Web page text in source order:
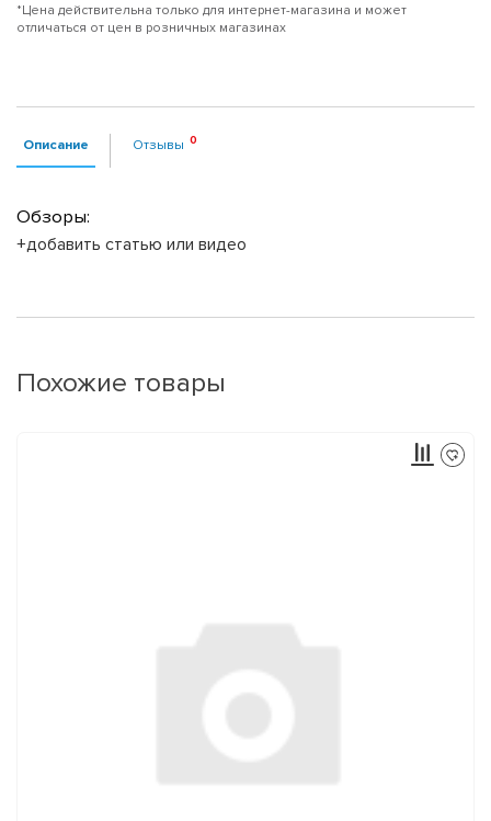
*Цена действительна только для интернет-магазина и может
отличаться от цен в розничных магазинах
Описание Отзывы
Обзоры:
+добавить статью или видео
Похожие товары